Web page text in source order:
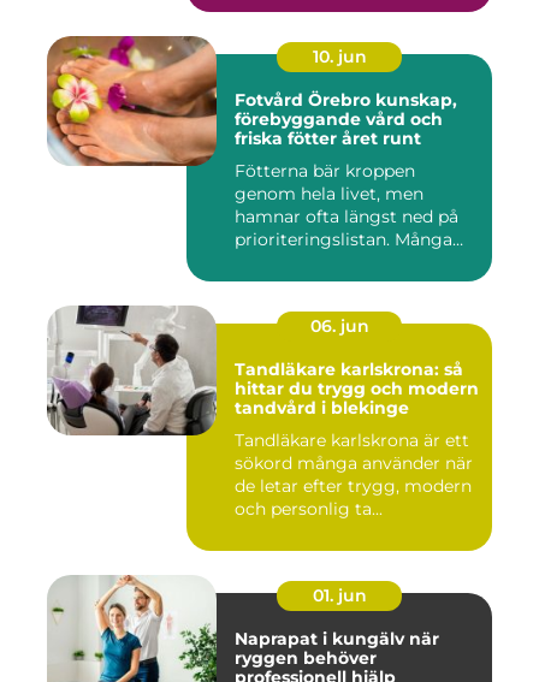
10. jun
Fotvård Örebro kunskap,
förebyggande vård och
friska fötter året runt
Fötterna bär kroppen
genom hela livet, men
hamnar ofta längst ned på
prioriteringslistan. Många
06. jun
Tandläkare karlskrona: så
hittar du trygg och modern
tandvård i blekinge
Tandläkare karlskrona är ett
sökord många använder när
de letar efter trygg, modern
och personlig ta...
01. jun
Naprapat i kungälv när
ryggen behöver
professionell hjälp